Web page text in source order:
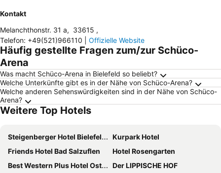
Kontakt
Melanchthonstr. 31 a, 33615 ,
Telefon: +49(521)966110 Offizielle Website
Häufig gestellte Fragen zum/zur Schüco-
Arena
Was macht Schüco-Arena in Bielefeld so beliebt?
Welche Unterkünfte gibt es in der Nähe von Schüco-Arena?
Welche anderen Sehenswürdigkeiten sind in der Nähe von Schüco-
Arena?
Weitere Top Hotels
Steigenberger Hotel Bielefelder Hof
Kurpark Hotel
Friends Hotel Bad Salzuflen
Hotel Rosengarten
Best Western Plus Hotel Ostertor
Der LIPPISCHE HOF